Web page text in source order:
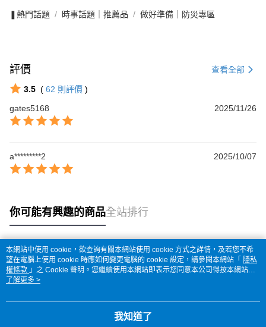
❚熱門話題 時事話題｜推薦品 做好準備｜防災專區
評價 查看全部
3.5 ( 62 則評價 )
gates5168
2025/11/26
a*********2 2025/10/07
你可能有興趣的商品全站排行
熱門標籤
本網站中使用 cookie，欲查詢有關本網站使用 cookie 方式之詳情，及若您不希
望在電腦上使用 cookie 時應如何變更電腦的 cookie 設定，請參閱本網站「 隱私
權條款 」之 Cookie 聲明。您繼續使用本網站即表示您同意本公司得按本網站使
用條款之 Cookie 聲明使用 cookie。
了解更多 >
我知道了